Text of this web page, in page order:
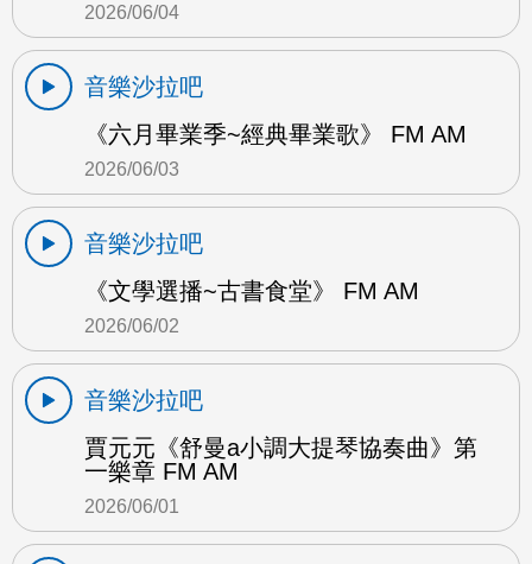
2026/06/04
音樂沙拉吧
《六月畢業季~經典畢業歌》 FM AM
2026/06/03
音樂沙拉吧
《文學選播~古書食堂》 FM AM
2026/06/02
音樂沙拉吧
賈元元《舒曼a小調大提琴協奏曲》第
一樂章 FM AM
2026/06/01